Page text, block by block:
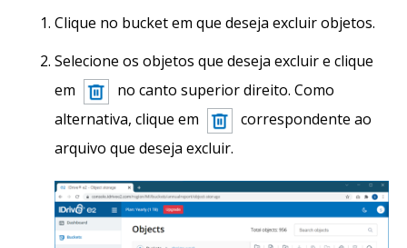
Clique no bucket em que deseja excluir objetos.
Selecione os objetos que deseja excluir e clique
em
no canto superior direito. Como
alternativa, clique em
correspondente ao
arquivo que deseja excluir.